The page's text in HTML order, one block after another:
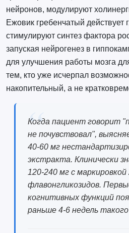
нейронов, модулируют
Ежовик гребенчатый действует
стимулируют синтез фактора
запуская нейрогенез в
для улучшения работы мозга
тем, кто уже исчерпал
накопительный, а не
Когда пациент говорит
не почувствовал",
40-60 мг
экстракта. Клинически
120-240 мг с маркировкой
флавонгликозидов.
когнитивных функций
раньше 4-6 недель